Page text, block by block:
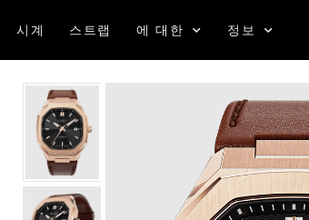
시계 스트랩 에 대한 정보